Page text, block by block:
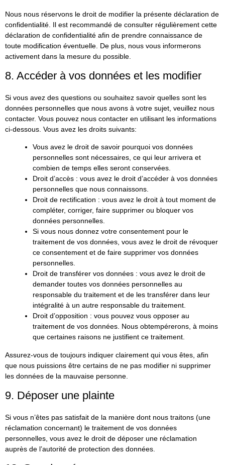
Nous nous réservons le droit de modifier la présente déclaration de
confidentialité. Il est recommandé de consulter régulièrement cette
déclaration de confidentialité afin de prendre connaissance de
toute modification éventuelle. De plus, nous vous informerons
activement dans la mesure du possible.
8. Accéder à vos données et les modifier
Si vous avez des questions ou souhaitez savoir quelles sont les
données personnelles que nous avons à votre sujet, veuillez nous
contacter. Vous pouvez nous contacter en utilisant les informations
ci-dessous. Vous avez les droits suivants:
Vous avez le droit de savoir pourquoi vos données
personnelles sont nécessaires, ce qui leur arrivera et
combien de temps elles seront conservées.
Droit d’accès : vous avez le droit d’accéder à vos données
personnelles que nous connaissons.
Droit de rectification : vous avez le droit à tout moment de
compléter, corriger, faire supprimer ou bloquer vos
données personnelles.
Si vous nous donnez votre consentement pour le
traitement de vos données, vous avez le droit de révoquer
ce consentement et de faire supprimer vos données
personnelles.
Droit de transférer vos données : vous avez le droit de
demander toutes vos données personnelles au
responsable du traitement et de les transférer dans leur
intégralité à un autre responsable du traitement.
Droit d’opposition : vous pouvez vous opposer au
traitement de vos données. Nous obtempérerons, à moins
que certaines raisons ne justifient ce traitement.
Assurez-vous de toujours indiquer clairement qui vous êtes, afin
que nous puissions être certains de ne pas modifier ni supprimer
les données de la mauvaise personne.
9. Déposer une plainte
Si vous n’êtes pas satisfait de la manière dont nous traitons (une
réclamation concernant) le traitement de vos données
personnelles, vous avez le droit de déposer une réclamation
auprès de l’autorité de protection des données.